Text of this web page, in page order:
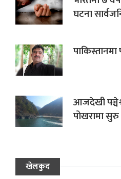
घटना
पाकिस्तानमा
आजदेखी
पोखरामा
खेलकुद